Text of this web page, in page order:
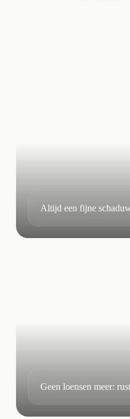
Altijd een fijne
Geen loensen meer: